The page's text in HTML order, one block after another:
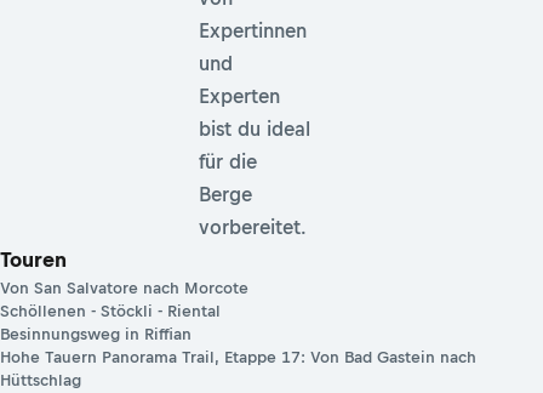
Expertinnen
und
Experten
bist du ideal
für die
Berge
vorbereitet.
Touren
Von San Salvatore nach Morcote
Schöllenen - Stöckli - Riental
Besinnungsweg in Riffian
Hohe Tauern Panorama Trail, Etappe 17: Von Bad Gastein nach
Hüttschlag